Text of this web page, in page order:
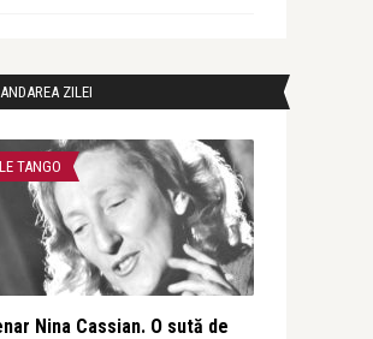
ZILEI
TANGO
Nina Cassian. O sută de